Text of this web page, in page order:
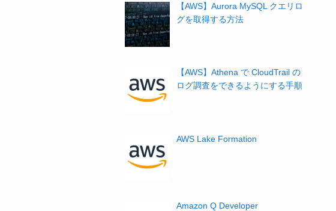
【AWS】Aurora MySQL クエリロ
グを取得する方法
【AWS】Athena で CloudTrail の
ログ調査をできるようにする手順
AWS Lake Formation
Amazon Q Developer